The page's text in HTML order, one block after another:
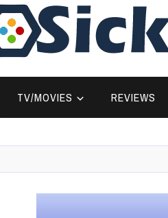
TV/MOVIES REVIEWS